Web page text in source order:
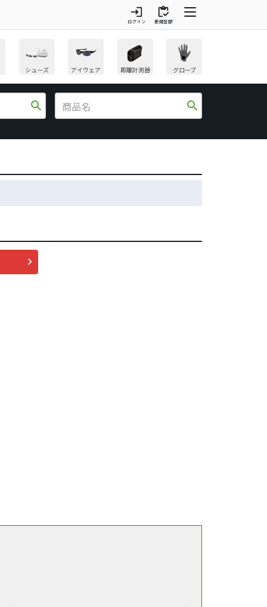
login
ログイン
inventory
新規登録
シューズ アイウェア 距離計測器 グローブ
search search